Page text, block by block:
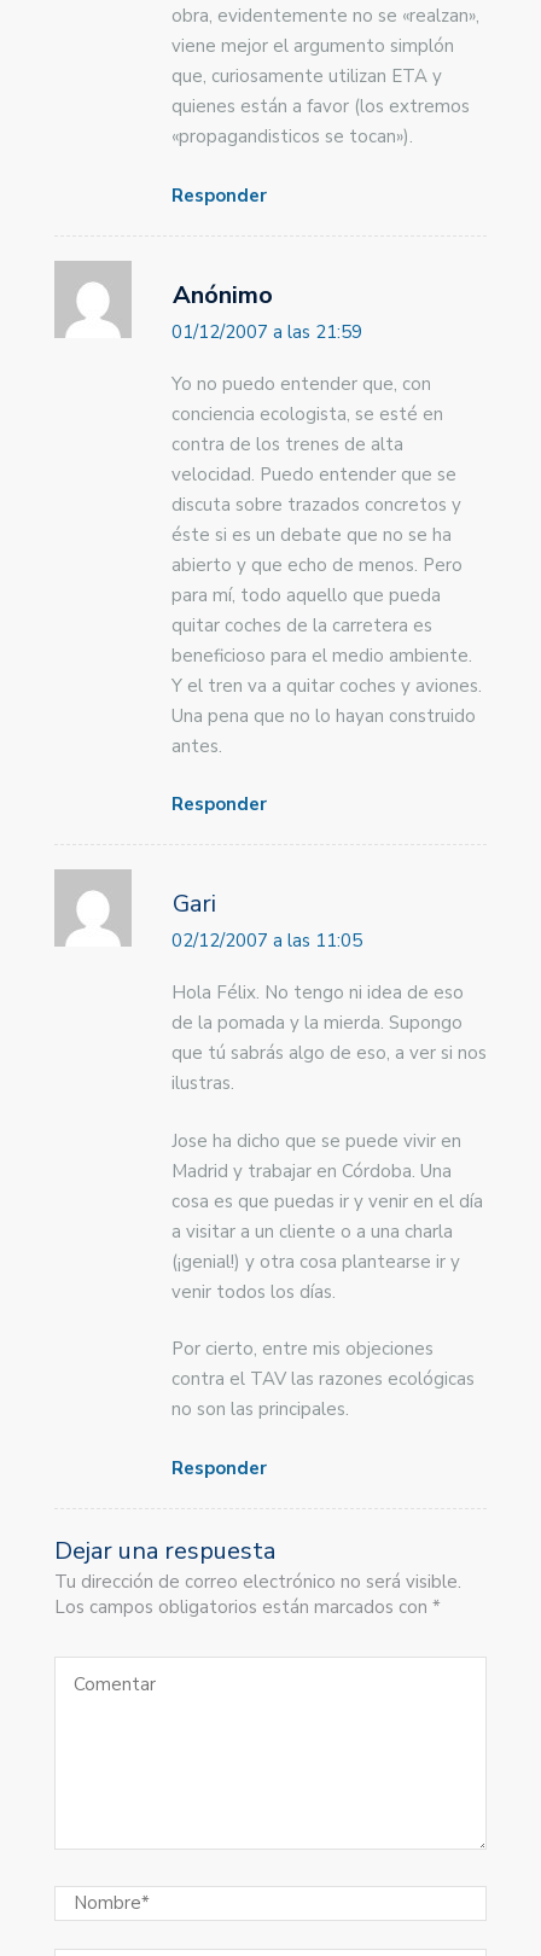
obra, evidentemente no se «realzan»,
viene mejor el argumento simplón
que, curiosamente utilizan ETA y
quienes están a favor (los extremos
«propagandisticos se tocan»).
Responder
Anónimo
01/12/2007 a las 21:59
Yo no puedo entender que, con
conciencia ecologista, se esté en
contra de los trenes de alta
velocidad. Puedo entender que se
discuta sobre trazados concretos y
éste si es un debate que no se ha
abierto y que echo de menos. Pero
para mí, todo aquello que pueda
quitar coches de la carretera es
beneficioso para el medio ambiente.
Y el tren va a quitar coches y aviones.
Una pena que no lo hayan construido
antes.
Responder
Gari
02/12/2007 a las 11:05
Hola Félix. No tengo ni idea de eso
de la pomada y la mierda. Supongo
que tú sabrás algo de eso, a ver si nos
ilustras.
Jose ha dicho que se puede vivir en
Madrid y trabajar en Córdoba. Una
cosa es que puedas ir y venir en el día
a visitar a un cliente o a una charla
(¡genial!) y otra cosa plantearse ir y
venir todos los días.
Por cierto, entre mis objeciones
contra el TAV las razones ecológicas
no son las principales.
Responder
Dejar una respuesta
Tu dirección de correo electrónico no será visible.
Los campos obligatorios están marcados con *